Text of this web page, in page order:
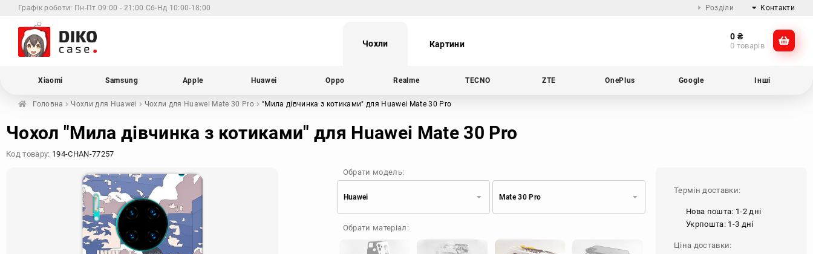
Графік роботи: Пн-Пт 09:00 - 21:00 Сб-Нд 10:00-18:00 Розділи Контакти
@dikocase
Чохли Картини
0 ₴
0 товарів
Xiaomi Samsung Apple Huawei Oppo Realme TECNO ZTE OnePlus Google Інші
Головна Чохли для Huawei Чохли для Huawei Mate 30 Pro "Мила дівчинка з котиками" для Huawei Mate 30 Pro
Чохол "Мила дівчинка з котиками" для Huawei Mate 30 Pro
Код товару: 194-CHAN-77257
Обрати модель:
Huawei
Samsung
Apple
Mate 30 Pro
Обрати матеріал:
Термін доставки:
Нова пошта: 1-2 дні
Укрпошта: 1-3 дні
Ціна доставки: